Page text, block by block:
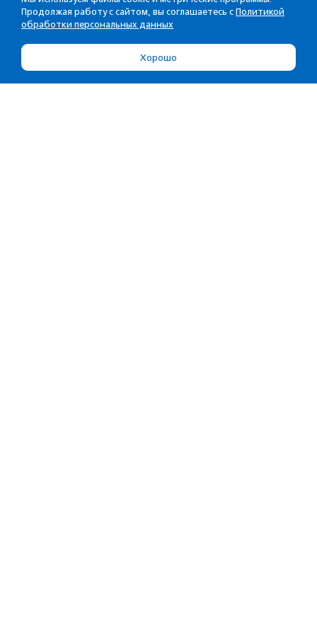
Продолжая работу с сайтом, вы соглашаетесь с Политикой
обработки персональных данных
Хорошо